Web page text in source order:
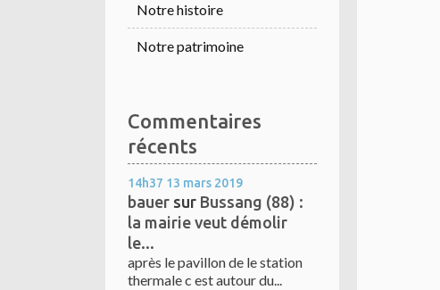
Notre histoire
Notre patrimoine
Commentaires
récents
14h37 13 mars 2019
bauer sur Bussang (88) :
la mairie veut démolir
le...
après le pavillon de le station
thermale c est autour du...